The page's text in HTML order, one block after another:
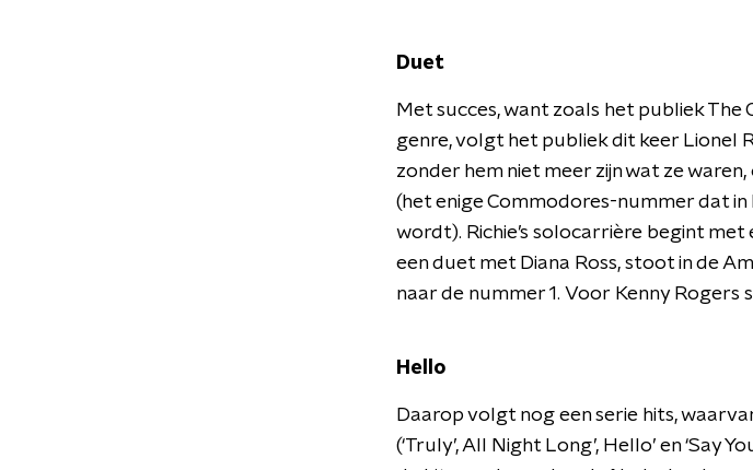
Duet
Met succes, want zoals het publiek
genre, volgt het publiek dit keer Lionel
zonder hem niet meer zijn wat ze waren,
(het enige Commodores-nummer dat
wordt). Richie’s solocarrière begint met
een duet met Diana Ross, stoot in de
naar de nummer 1. Voor Kenny Rogers
Hello
Daarop volgt nog een serie hits,
(‘Truly’, All Night Long’, Hello’ en ‘Say